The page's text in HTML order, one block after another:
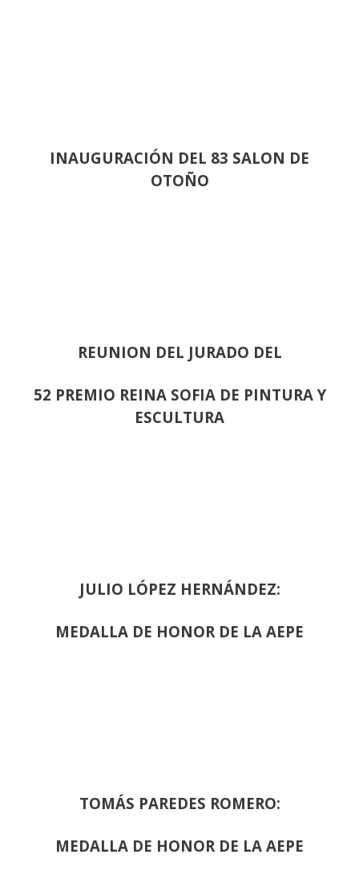
INAUGURACIÓN DEL 83 SALON DE
OTOÑO
REUNION DEL JURADO DEL
52 PREMIO REINA SOFIA DE PINTURA Y
ESCULTURA
JULIO LÓPEZ HERNÁNDEZ:
MEDALLA DE HONOR DE LA AEPE
TOMÁS PAREDES ROMERO:
MEDALLA DE HONOR DE LA AEPE